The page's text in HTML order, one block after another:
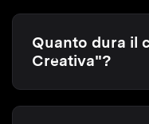
Quanto dura il
Creativa"?